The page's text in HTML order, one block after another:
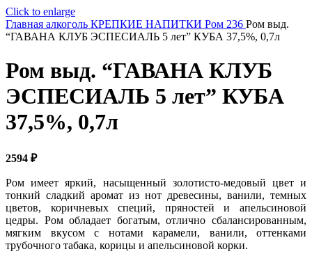
Click to enlarge
Главная алкоголь КРЕПКИЕ НАПИТКИ Ром 236 Ром выд.
“ГАВАНА КЛУБ ЭСПЕСИАЛЬ 5 лет” КУБА 37,5%, 0,7л
Ром выд. “ГАВАНА КЛУБ
ЭСПЕСИАЛЬ 5 лет” КУБА
37,5%, 0,7л
2594 ₽
Ром имеет яркий, насыщенный золотисто-медовый цвет и
тонкий сладкий аромат из нот древесины, ванили, темных
цветов, коричневых специй, пряностей и апельсиновой
цедры. Ром обладает богатым, отлично сбалансированным,
мягким вкусом с нотами карамели, ванили, оттенками
трубочного табака, корицы и апельсиновой корки.